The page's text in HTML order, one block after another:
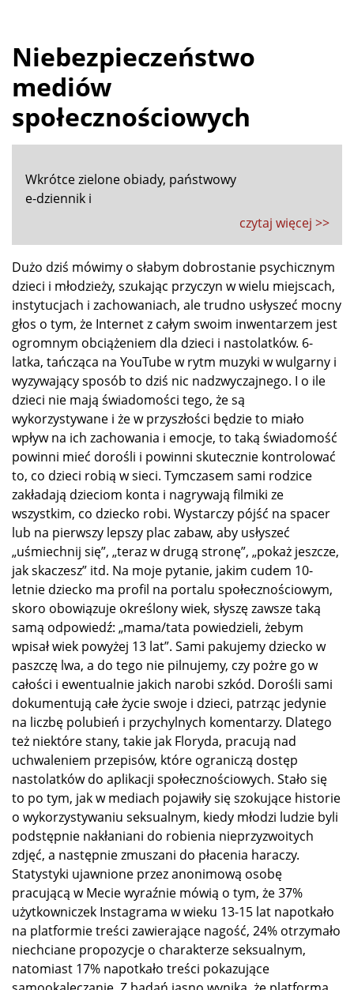
Niebezpieczeństwo
mediów
społecznościowych
Wkrótce zielone obiady, państwowy
e-dziennik i
czytaj więcej >>
Dużo dziś mówimy o słabym dobrostanie psychicznym
dzieci i młodzieży, szukając przyczyn w wielu miejscach,
instytucjach i zachowaniach, ale trudno usłyszeć mocny
głos o tym, że Internet z całym swoim inwentarzem jest
ogromnym obciążeniem dla dzieci i nastolatków. 6-
latka, tańcząca na YouTube w rytm muzyki w wulgarny i
wyzywający sposób to dziś nic nadzwyczajnego. I o ile
dzieci nie mają świadomości tego, że są
wykorzystywane i że w przyszłości będzie to miało
wpływ na ich zachowania i emocje, to taką świadomość
powinni mieć dorośli i powinni skutecznie kontrolować
to, co dzieci robią w sieci. Tymczasem sami rodzice
zakładają dzieciom konta i nagrywają filmiki ze
wszystkim, co dziecko robi. Wystarczy pójść na spacer
lub na pierwszy lepszy plac zabaw, aby usłyszeć
„uśmiechnij się”, „teraz w drugą stronę”, „pokaż jeszcze,
jak skaczesz” itd. Na moje pytanie, jakim cudem 10-
letnie dziecko ma profil na portalu społecznościowym,
skoro obowiązuje określony wiek, słyszę zawsze taką
samą odpowiedź: „mama/tata powiedzieli, żebym
wpisał wiek powyżej 13 lat”. Sami pakujemy dziecko w
paszczę lwa, a do tego nie pilnujemy, czy pożre go w
całości i ewentualnie jakich narobi szkód. Dorośli sami
dokumentują całe życie swoje i dzieci, patrząc jedynie
na liczbę polubień i przychylnych komentarzy. Dlatego
też niektóre stany, takie jak Floryda, pracują nad
uchwaleniem przepisów, które ograniczą dostęp
nastolatków do aplikacji społecznościowych. Stało się
to po tym, jak w mediach pojawiły się szokujące historie
o wykorzystywaniu seksualnym, kiedy młodzi ludzie byli
podstępnie nakłaniani do robienia nieprzyzwoitych
zdjęć, a następnie zmuszani do płacenia haraczy.
Statystyki ujawnione przez anonimową osobę
pracującą w Mecie wyraźnie mówią o tym, że 37%
użytkowniczek Instagrama w wieku 13-15 lat napotkało
na platformie treści zawierające nagość, 24% otrzymało
niechciane propozycje o charakterze seksualnym,
natomiast 17% napotkało treści pokazujące